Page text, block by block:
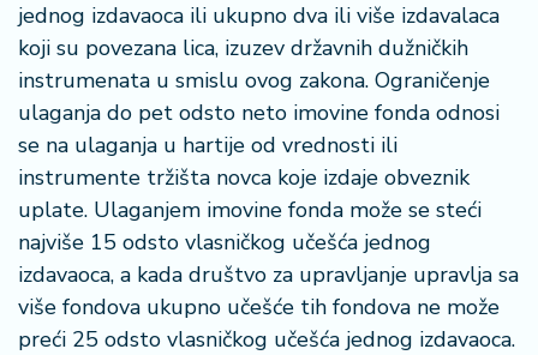
jednog izdavaoca ili ukupno dva ili više izdavalaca
koji su povezana lica, izuzev državnih dužničkih
instrumenata u smislu ovog zakona. Ograničenje
ulaganja do pet odsto neto imovine fonda odnosi
se na ulaganja u hartije od vrednosti ili
instrumente tržišta novca koje izdaje obveznik
uplate. Ulaganjem imovine fonda može se steći
najviše 15 odsto vlasničkog učešća jednog
izdavaoca, a kada društvo za upravljanje upravlja sa
više fondova ukupno učešće tih fondova ne može
preći 25 odsto vlasničkog učešća jednog izdavaoca.